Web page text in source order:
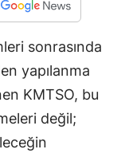
sonrasında
yapılanma
KMTSO, bu
değil;